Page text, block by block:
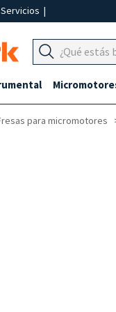
|
para micromotores